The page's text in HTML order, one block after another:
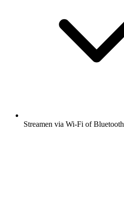
Streamen via Wi-Fi of Bluetooth